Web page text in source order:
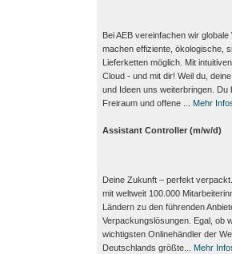
Bei AEB vereinfachen wir
machen effiziente, ökologische,
Lieferketten möglich. Mit
Cloud - und mit dir! Weil du,
und Ideen uns weiterbringen. Du
Freiraum und offene ...
Mehr
Assistant Controller (m/w/d)
Deine Zukunft – perfekt
mit weltweit 100.000
Ländern zu den führenden
Verpackungs­lösungen. Egal, ob
wichtigsten Onlinehändler der
Deutschlands größte...
Mehr